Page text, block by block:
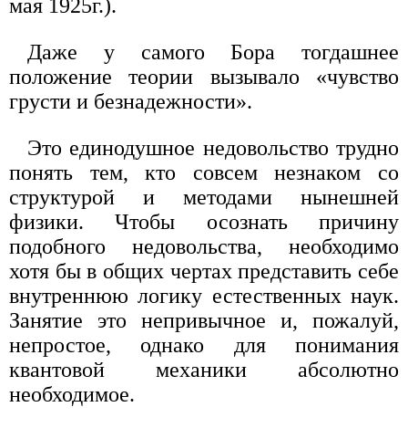
мая 1925г.).
Даже у самого Бора тогдашнее
положение теории вызывало «чувство
грусти и безнадежности».
Это единодушное недовольство трудно
понять тем, кто совсем незнаком со
структурой и методами нынешней
физики. Чтобы осознать причину
подобного недовольства, необходимо
хотя бы в общих чертах представить себе
внутреннюю логику естественных наук.
Занятие это непривычное и, пожалуй,
непростое, однако для понимания
квантовой механики абсолютно
необходимое.